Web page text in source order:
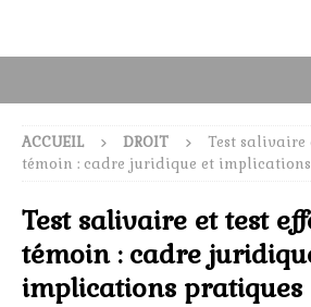
ACCUEIL DROIT
Test salivaire
témoin : cadre juridique et
Test salivaire et test
témoin : cadre
implications pratiques